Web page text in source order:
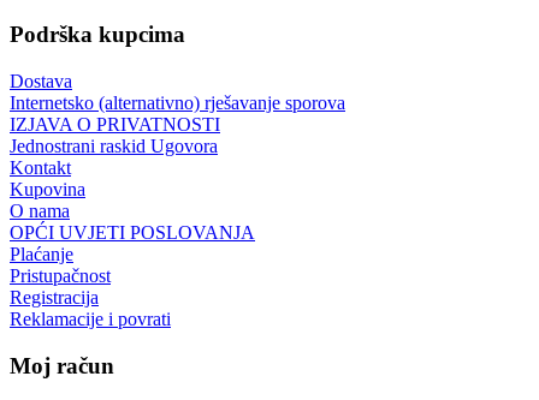
Podrška kupcima
Dostava
Internetsko (alternativno) rješavanje sporova
IZJAVA O PRIVATNOSTI
Jednostrani raskid Ugovora
Kontakt
Kupovina
O nama
OPĆI UVJETI POSLOVANJA
Plaćanje
Pristupačnost
Registracija
Reklamacije i povrati
Moj račun